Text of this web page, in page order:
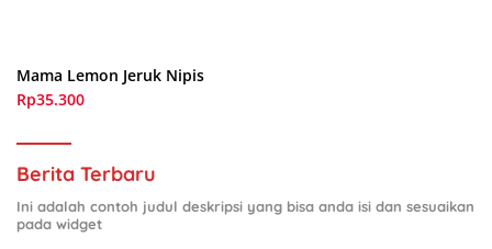
Mama Lemon Jeruk Nipis
Rp35.300
Berita Terbaru
Ini adalah contoh judul deskripsi yang bisa anda isi dan sesuaikan
pada widget